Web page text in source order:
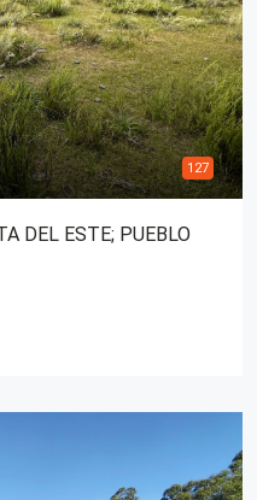
127
DEL ESTE; PUEBLO